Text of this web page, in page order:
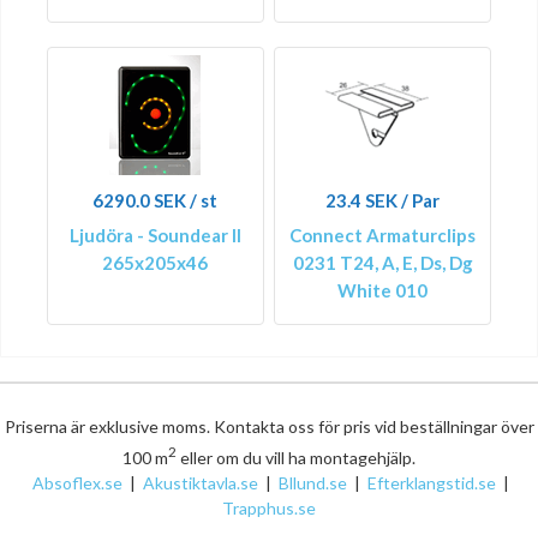
6290.0 SEK / st
Ljudöra - Soundear II
265x205x46
23.4 SEK / Par
Connect Armaturclips
0231 T24, A, E, Ds, Dg
White 010
Priserna är exklusive moms. Kontakta oss för pris vid beställningar över
100 m2 eller om du vill ha montagehjälp.
Absoflex.se | Akustiktavla.se | Bllund.se | Efterklangstid.se |
Trapphus.se